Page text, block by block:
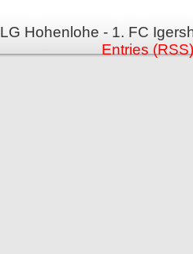
LG Hohenlohe - 1. FC
Entries (RSS)